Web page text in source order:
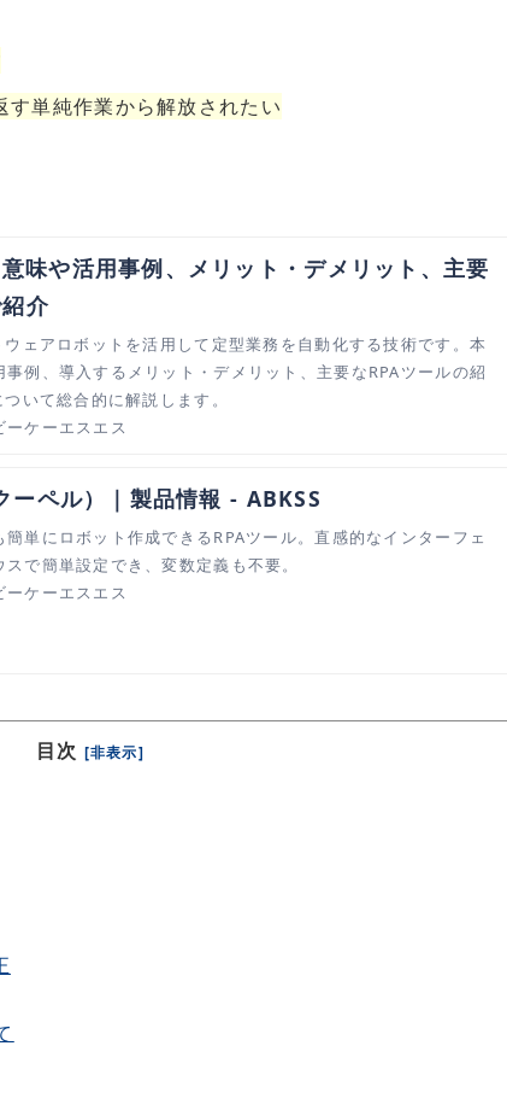
単純作業から解放されたい
味や活用事例、メリット・デメリット、主要
介
ウェアロボットを活用して定型業務を自動化する技術です。本
例、導入するメリット・デメリット、主要なRPAツールの紹
いて総合的に解説します。
ケーエスエス
ーペル）｜製品情報 - ABKSS
単にロボット作成できるRPAツール。直感的なインターフェ
で簡単設定でき、変数定義も不要。
ケーエスエス
目次 [非表示]